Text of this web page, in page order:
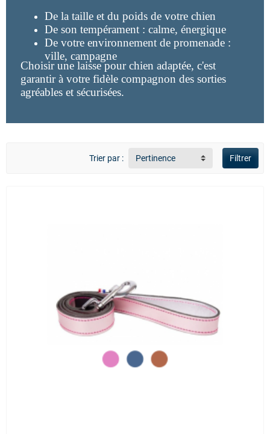
De la taille et du poids de votre chien
De son tempérament : calme, énergique
De votre environnement de promenade :
ville, campagne
Choisir une laisse pour chien adaptée, c'est
garantir à votre fidèle compagnon des sorties
agréables et sécurisées.
Trier par : Pertinence Filtrer